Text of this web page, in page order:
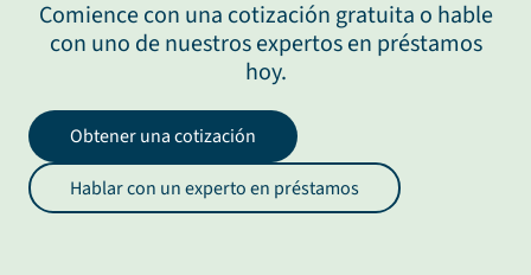
Comience con una cotización gratuita o hable
con uno de nuestros expertos en préstamos
hoy.
Obtener una cotización
Hablar con un experto en préstamos